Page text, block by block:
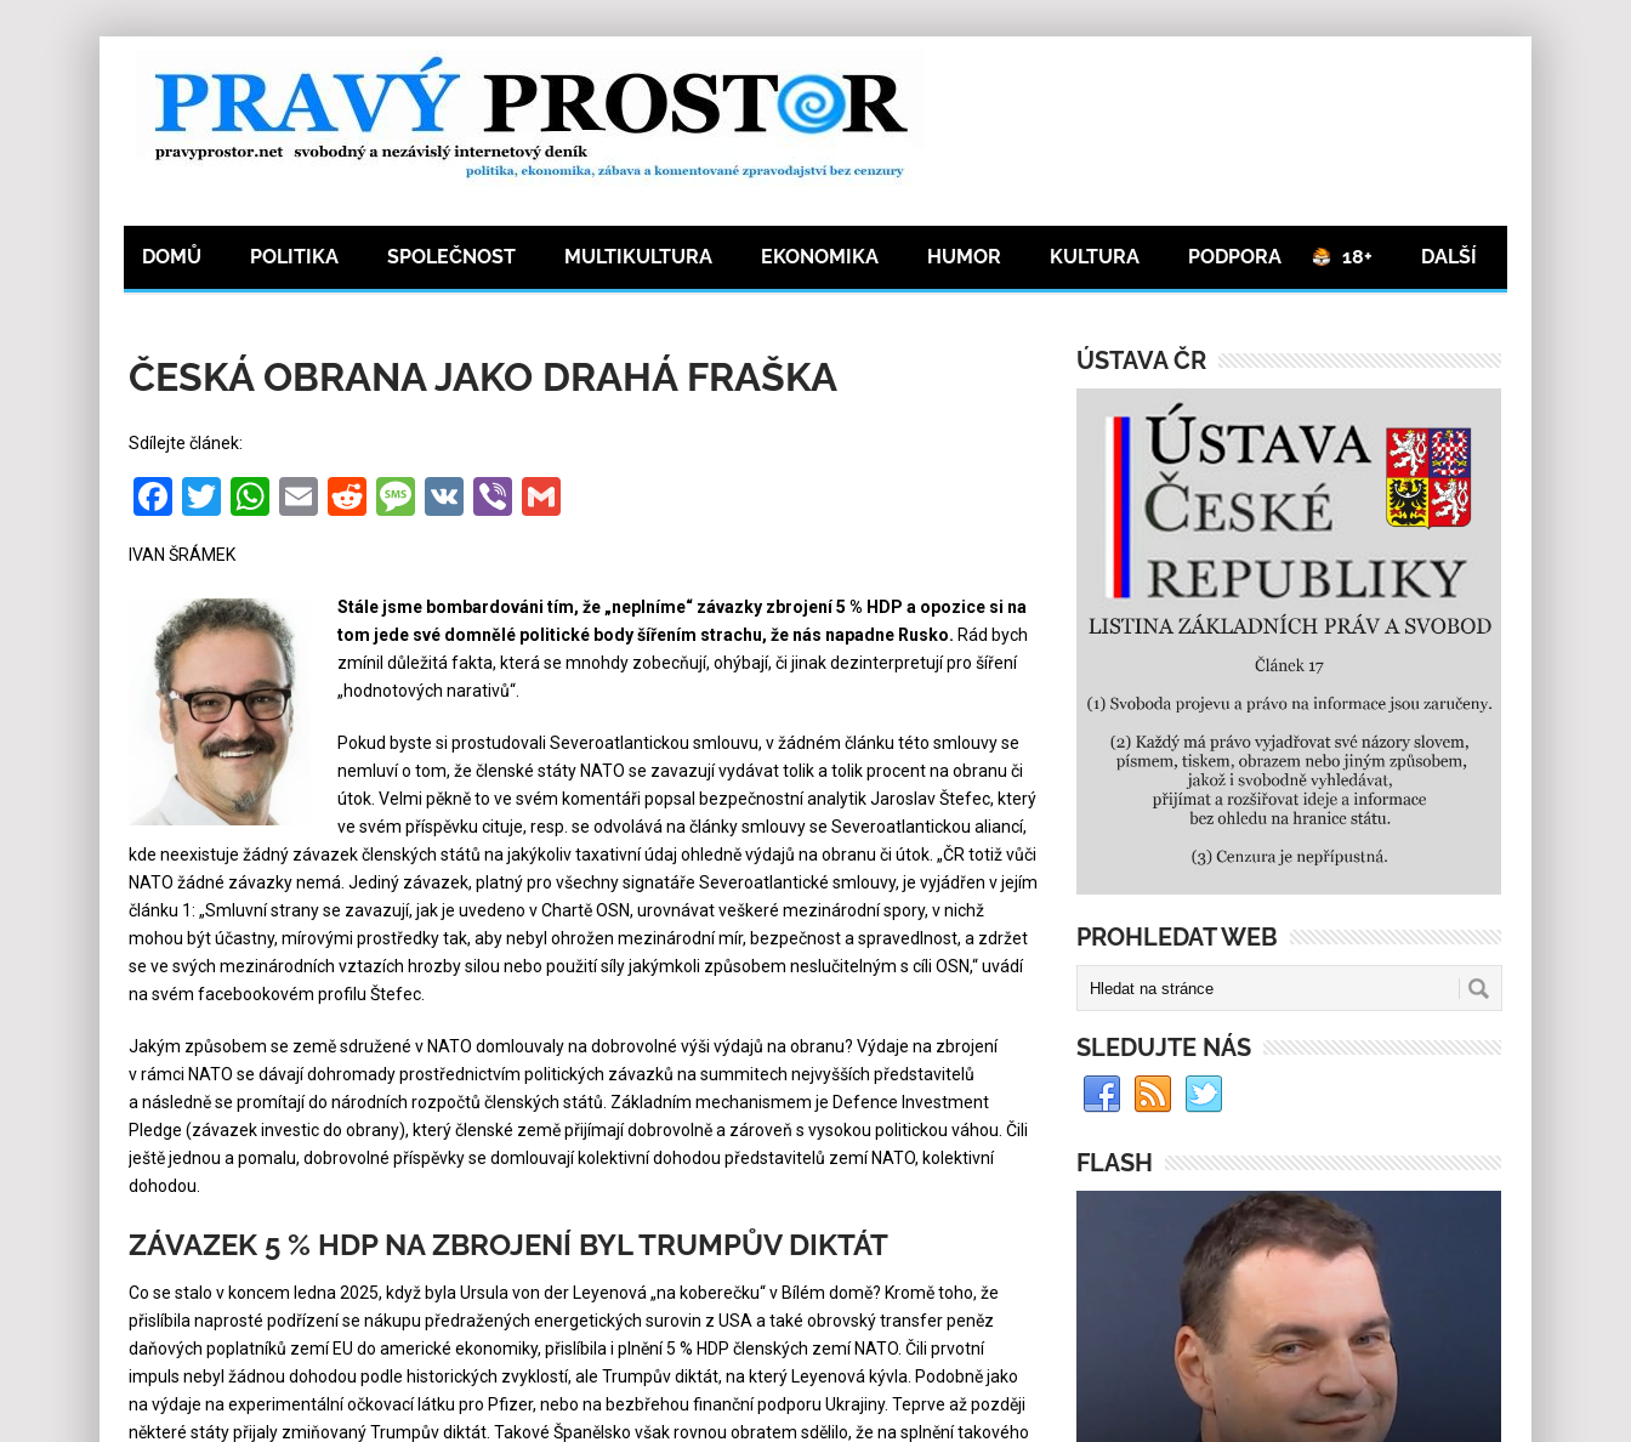
DOMŮ POLITIKA SPOLEČNOST MULTIKULTURA EKONOMIKA HUMOR KULTURA PODPORA 18+ DALŠÍ
ČESKÁ OBRANA JAKO DRAHÁ FRAŠKA
Sdílejte článek:
Facebook
Twitter
WhatsApp
EmailRedditMessage
VKViberGmail
IVAN ŠRÁMEK
Stále jsme bombardováni tím, že „neplníme“ závazky zbrojení 5 % HDP a opozice si na
tom jede své domnělé politické body šířením strachu, že nás napadne Rusko. Rád bych
zmínil důležitá fakta, která se mnohdy zobecňují, ohýbají, či jinak dezinterpretují pro šíření
„hodnotových narativů“.
Pokud byste si prostudovali Severoatlantickou smlouvu, v žádném článku této smlouvy se
nemluví o tom, že členské státy NATO se zavazují vydávat tolik a tolik procent na obranu či
útok. Velmi pěkně to ve svém komentáři popsal bezpečnostní analytik Jaroslav Štefec, který
ve svém příspěvku cituje, resp. se odvolává na články smlouvy se Severoatlantickou aliancí,
kde neexistuje žádný závazek členských států na jakýkoliv taxativní údaj ohledně výdajů na obranu či útok. „ČR totiž vůči
NATO žádné závazky nemá. Jediný závazek, platný pro všechny signatáře Severoatlantické smlouvy, je vyjádřen v jejím
článku 1: „Smluvní strany se zavazují, jak je uvedeno v Chartě OSN, urovnávat veškeré mezinárodní spory, v nichž
mohou být účastny, mírovými prostředky tak, aby nebyl ohrožen mezinárodní mír, bezpečnost a spravedlnost, a zdržet
se ve svých mezinárodních vztazích hrozby silou nebo použití síly jakýmkoli způsobem neslučitelným s cíli OSN,“ uvádí
na svém facebookovém profilu Štefec.
Jakým způsobem se země sdružené v NATO domlouvaly na dobrovolné výši výdajů na obranu? Výdaje na zbrojení
v rámci NATO se dávají dohromady prostřednictvím politických závazků na summitech nejvyšších představitelů
a následně se promítají do národních rozpočtů členských států. Základním mechanismem je Defence Investment
Pledge (závazek investic do obrany), který členské země přijímají dobrovolně a zároveň s vysokou politickou váhou. Čili
ještě jednou a pomalu, dobrovolné příspěvky se domlouvají kolektivní dohodou představitelů zemí NATO, kolektivní
dohodou.
ZÁVAZEK 5 % HDP NA ZBROJENÍ BYL TRUMPŮV DIKTÁT
Co se stalo v koncem ledna 2025, když byla Ursula von der Leyenová „na koberečku“ v Bílém domě? Kromě toho, že
přislíbila naprosté podřízení se nákupu předražených energetických surovin z USA a také obrovský transfer peněz
daňových poplatníků zemí EU do americké ekonomiky, přislíbila i plnění 5 % HDP členských zemí NATO. Čili prvotní
impuls nebyl žádnou dohodou podle historických zvyklostí, ale Trumpův diktát, na který Leyenová kývla. Podobně jako
na výdaje na experimentální očkovací látku pro Pfizer, nebo na bezbřehou finanční podporu Ukrajiny. Teprve až později
některé státy přijaly zmiňovaný Trumpův diktát. Takové Španělsko však rovnou obratem sdělilo, že na splnění takového
ÚSTAVA ČR
PROHLEDAT WEB
SLEDUJTE NÁS
FLASH